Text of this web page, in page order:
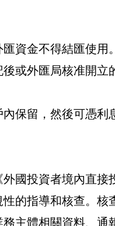
資金不得結匯使用
或外匯局核准開立
保留，然後可憑利
國投資者境內直接
的指導和核查。核
主體相關資料、通